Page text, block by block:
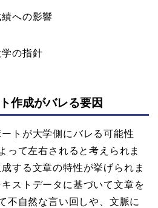
への影響
の指針
作成がバレる要因
トが大学側にバレる可能性
って左右されると考えられま
する文章の特性が挙げられま
ストデータに基づいて文章を
不自然な言い回しや、文脈に